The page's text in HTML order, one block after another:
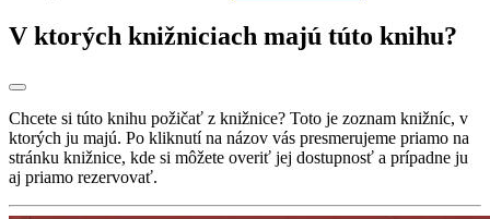
V ktorých knižniciach majú túto knihu?
Chcete si túto knihu požičať z knižnice? Toto je zoznam knižníc, v
ktorých ju majú. Po kliknutí na názov vás presmerujeme priamo na
stránku knižnice, kde si môžete overiť jej dostupnosť a prípadne ju
aj priamo rezervovať.